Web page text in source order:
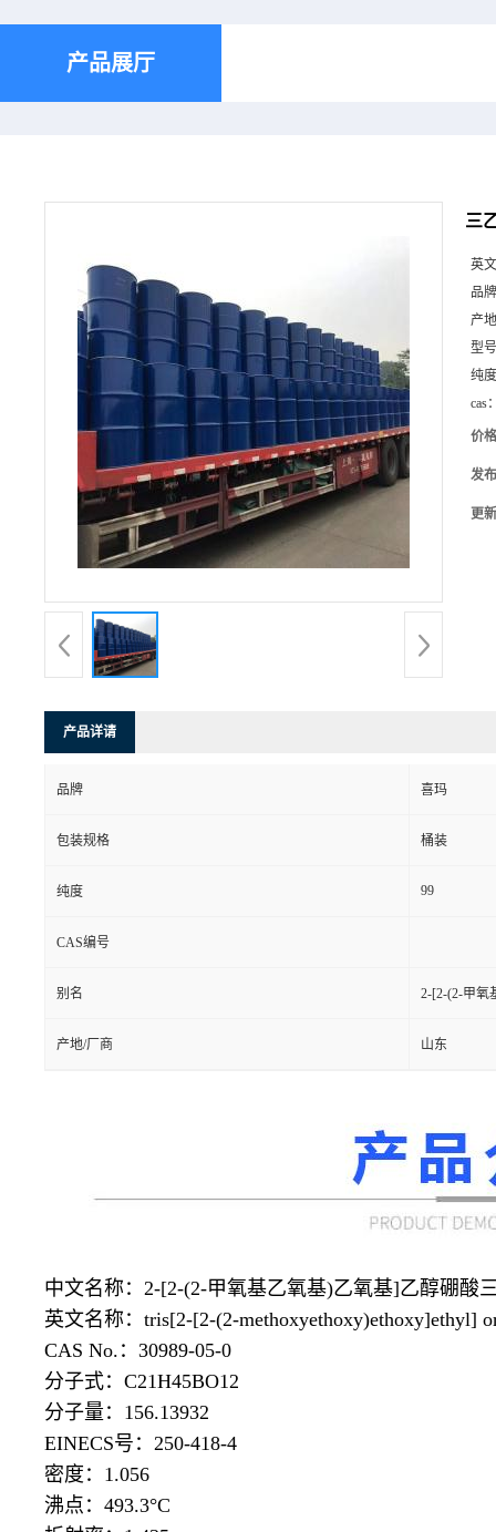
产品展厅
三
英
品
产
型
纯
cas
价
发
更
产品详请
品牌 喜玛
包装规格 桶装
纯度 99
CAS编号
别名 2-[2-(2-甲氧
产地/厂商 山东
中文名称： 2-[2-(2-甲氧基乙氧基)乙氧基]乙醇硼酸
英文名称： tris[2-[2-(2-methoxyethoxy)ethoxy]ethyl]
CAS No.：30989-05-0
分子式： C21H45BO12
分子量： 156.13932
EINECS号：250-418-4
密度： 1.056
沸点： 493.3°C